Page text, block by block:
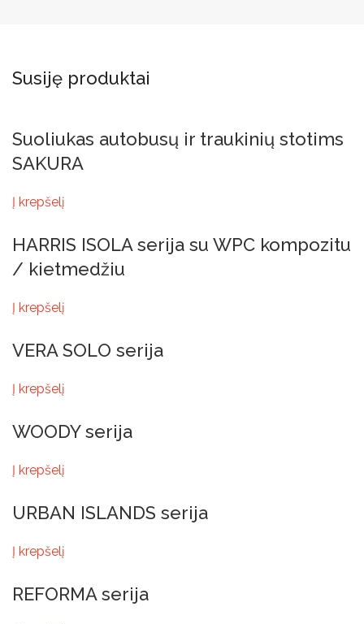
Susiję produktai
Suoliukas autobusų ir traukinių stotims
SAKURA
Į krepšelį
HARRIS ISOLA serija su WPC kompozitu
/ kietmedžiu
Į krepšelį
VERA SOLO serija
Į krepšelį
WOODY serija
Į krepšelį
URBAN ISLANDS serija
Į krepšelį
REFORMA serija